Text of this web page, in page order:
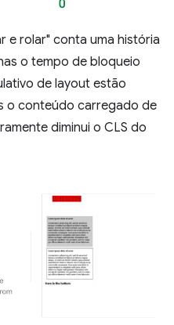
e rolar" conta uma história
o tempo de bloqueio
de layout estão
o conteúdo carregado de
diminui o CLS do